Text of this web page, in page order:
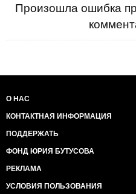
Произошла ошибка
О НАС
КОНТАКТНАЯ ИНФОРМАЦИЯ
ПОДДЕРЖАТЬ
ФОНД ЮРИЯ БУТУСОВА
РЕКЛАМА
УСЛОВИЯ ПОЛЬЗОВАНИЯ